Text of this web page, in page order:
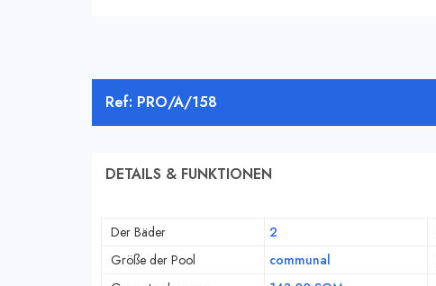
Ref: PRO/A/158
DETAILS & FUNKTIONEN
Der Bäder 2
Größe der Pool
communal